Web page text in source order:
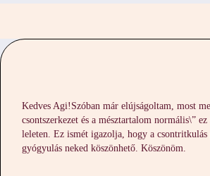
Kedves Agi!Szóban már elújságoltam, most
csontszerkezet és a mésztartalom normális\”
leleten. Ez ismét igazolja, hogy a
gyógyulás neked köszönhető. Köszönöm.